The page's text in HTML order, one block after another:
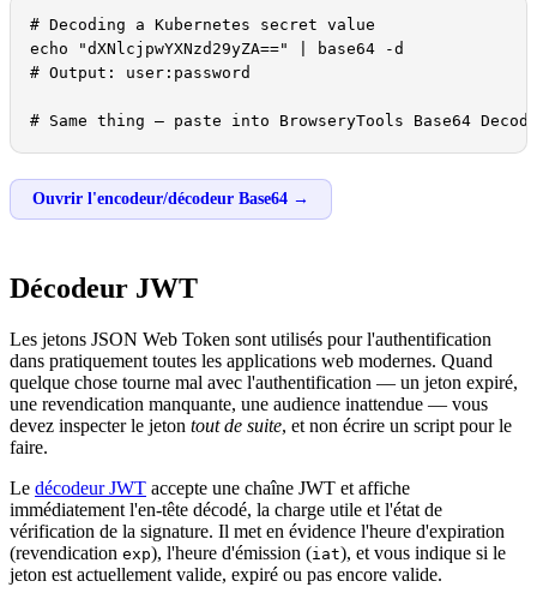
# Decoding a Kubernetes secret value
echo "dXNlcjpwYXNzd29yZA==" | base64 -d
# Output: user:password
# Same thing — paste into BrowseryTools Base64
Ouvrir l'encodeur/décodeur Base64 →
Décodeur JWT
Les jetons JSON Web Token sont utilisés pour l'authentification
dans pratiquement toutes les applications web modernes. Quand
quelque chose tourne mal avec l'authentification — un jeton expiré,
une revendication manquante, une audience inattendue — vous
devez inspecter le jeton tout de suite, et non écrire un script pour le
faire.
Le décodeur JWT accepte une chaîne JWT et affiche
immédiatement l'en-tête décodé, la charge utile et l'état de
vérification de la signature. Il met en évidence l'heure d'expiration
(revendication exp), l'heure d'émission (iat), et vous indique si le
jeton est actuellement valide, expiré ou pas encore valide.